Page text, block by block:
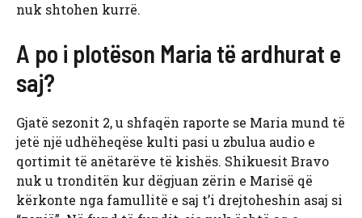
nuk shtohen kurrë.
A po i plotëson Maria të ardhurat e
saj?
Gjatë sezonit 2, u shfaqën raporte se Maria mund të
jetë një udhëheqëse kulti pasi u zbulua audio e
qortimit të anëtarëve të kishës. Shikuesit Bravo
nuk u tronditën kur dëgjuan zërin e Marisë që
kërkonte nga famullitë e saj t’i drejtoheshin asaj si